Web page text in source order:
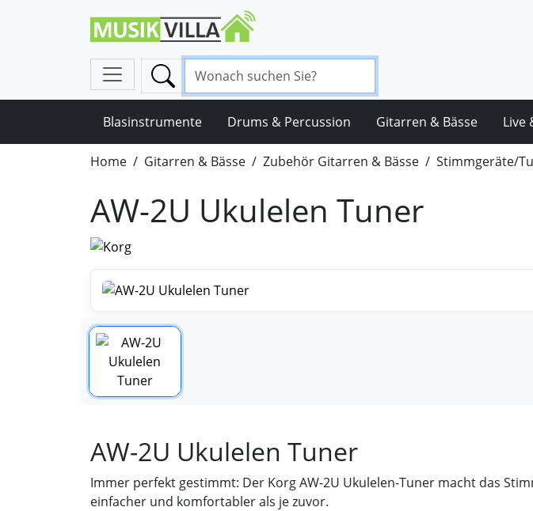
Blasinstrumente Drums & Percussion Gitarren & Bässe Live
Home Gitarren & Bässe Zubehör Gitarren & Bässe Stimmgeräte/
AW-2U Ukulelen Tuner
AW-2U Ukulelen Tuner
Immer perfekt gestimmt: Der Korg AW-2U Ukulelen-Tuner macht das
einfacher und komfortabler als je zuvor.